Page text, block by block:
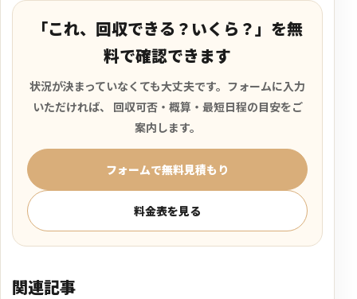
「これ、回収できる？いくら？」を無
料で確認できます
状況が決まっていなくても大丈夫です。フォームに入力
いただければ、 回収可否・概算・最短日程の目安をご
案内します。
フォームで無料見積もり
料金表を見る
関連記事